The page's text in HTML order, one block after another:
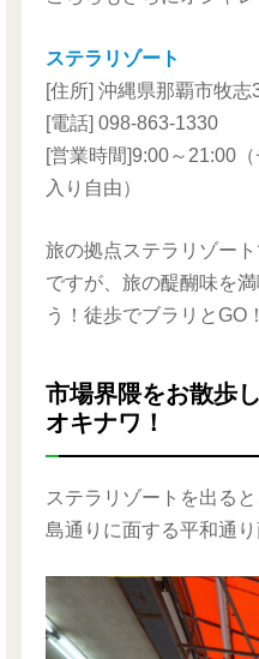
ステラリゾート
[住所] 沖縄県那覇市牧志
[電話] 098-863-1330
[営業時間]9:00～21:00
入り自由）
旅の拠点ステラリゾー
ですが、旅の醍醐味を
う！徒歩でブラリとGO
市場界隈をお散歩
オキナワ！
ステラリゾートを出る
島通りに面する平和通り